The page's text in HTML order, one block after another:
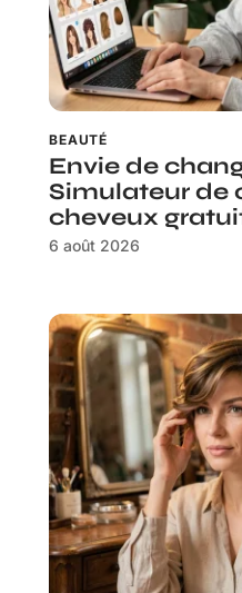
BEAUTÉ
Envie de
Simulateur de
cheveux
6 août 2026